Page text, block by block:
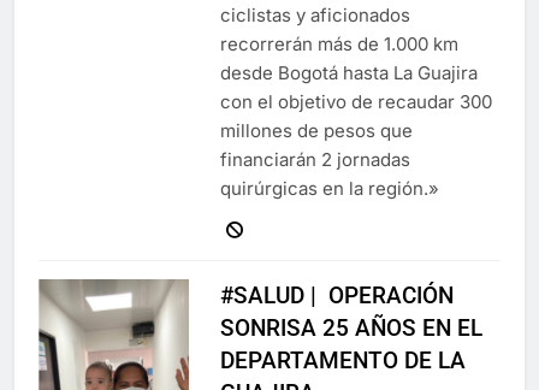
ciclistas y aficionados
recorrerán más de 1.000 km
desde Bogotá hasta La Guajira
con el objetivo de recaudar 300
millones de pesos que
financiarán 2 jornadas
quirúrgicas en la región.»
#SALUD | OPERACIÓN
SONRISA 25 AÑOS EN EL
DEPARTAMENTO DE LA